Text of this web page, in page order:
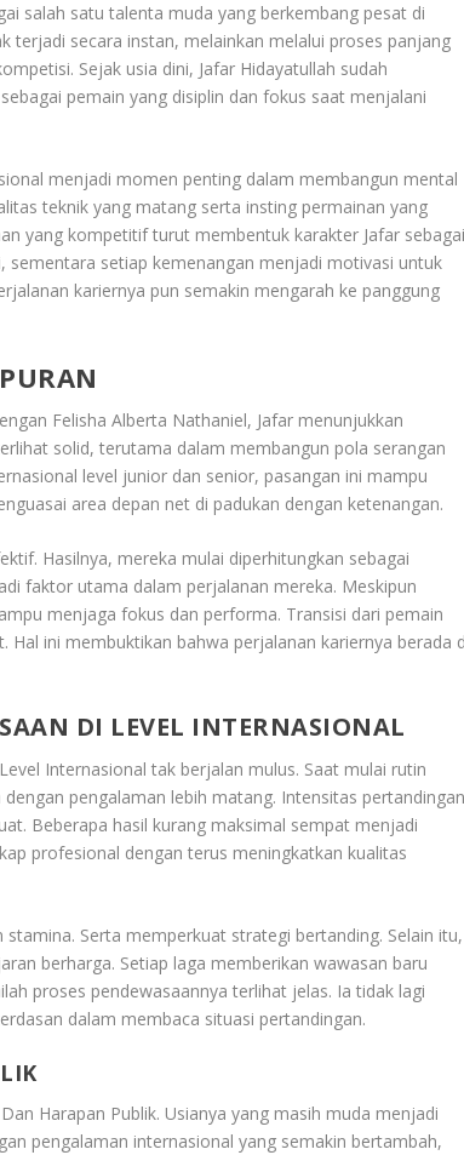
salah satu talenta muda yang berkembang pesat di
terjadi secara instan, melainkan melalui proses panjang
Sejak usia dini, Jafar Hidayatullah sudah
pemain yang disiplin dan fokus saat menjalani
menjadi momen penting dalam membangun mental
teknik yang matang serta insting permainan yang
yang kompetitif turut membentuk karakter Jafar
sementara setiap kemenangan menjadi motivasi untuk
kariernya pun semakin mengarah ke panggung
Felisha Alberta Nathaniel, Jafar menunjukkan
solid, terutama dalam membangun pola serangan
level junior dan senior, pasangan ini mampu
area depan net di padukan dengan ketenangan.
Hasilnya, mereka mulai diperhitungkan sebagai
faktor utama dalam perjalanan mereka. Meskipun
menjaga fokus dan performa. Transisi dari pemain
ini membuktikan bahwa perjalanan kariernya berada
DI LEVEL INTERNASIONAL
Internasional tak berjalan mulus. Saat mulai rutin
pengalaman lebih matang. Intensitas
Beberapa hasil kurang maksimal sempat menjadi
profesional dengan terus meningkatkan kualitas
Serta memperkuat strategi bertanding. Selain itu,
berharga. Setiap laga memberikan wawasan baru
proses pendewasaannya terlihat jelas. Ia tidak lagi
dalam membaca situasi pertandingan.
Harapan Publik. Usianya yang masih muda menjadi
pengalaman internasional yang semakin bertambah,